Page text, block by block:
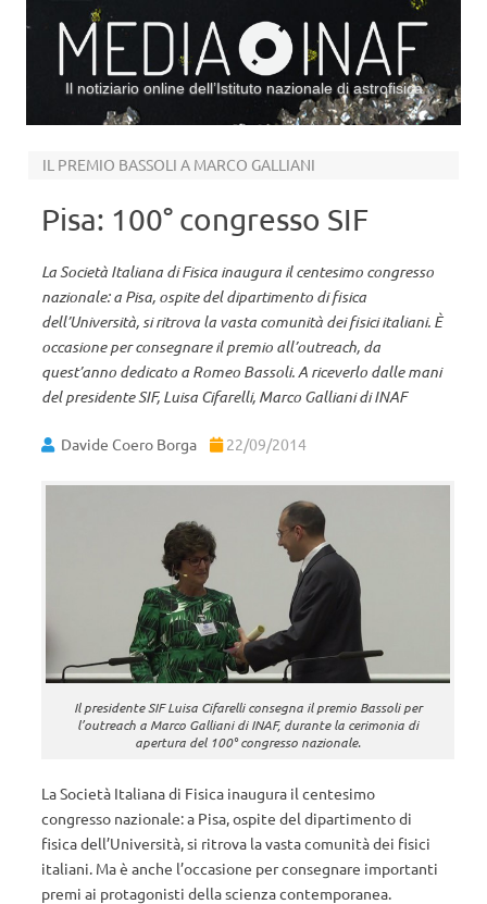
Il notiziario online dell’Istituto nazionale di astrofisica
IL PREMIO BASSOLI A MARCO GALLIANI
Pisa: 100° congresso SIF
La Società Italiana di Fisica inaugura il centesimo congresso
nazionale: a Pisa, ospite del dipartimento di fisica
dell’Università, si ritrova la vasta comunità dei fisici italiani. È
occasione per consegnare il premio all’outreach, da
quest’anno dedicato a Romeo Bassoli. A riceverlo dalle mani
del presidente SIF, Luisa Cifarelli, Marco Galliani di INAF
Davide Coero Borga 22/09/2014
Il presidente SIF Luisa Cifarelli consegna il premio Bassoli per
l’outreach a Marco Galliani di INAF, durante la cerimonia di
apertura del 100° congresso nazionale.
La Società Italiana di Fisica inaugura il centesimo
congresso nazionale: a Pisa, ospite del dipartimento di
fisica dell’Università, si ritrova la vasta comunità dei fisici
italiani. Ma è anche l’occasione per consegnare importanti
premi ai protagonisti della scienza contemporanea.